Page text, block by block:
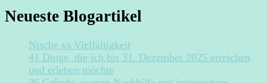
Neueste Blogartikel
Nische vs Vielfältigkeit
41 Dinge, die ich bis 31. Dezember 2025 erreichen
und erleben möchte